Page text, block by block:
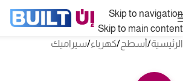
Skip to navigation
Skip to main content
الرئيسية/أسطح/كهرباء/سيراميك